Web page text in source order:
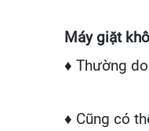
Máy giặt
♦ Thường
♦ Cũng có